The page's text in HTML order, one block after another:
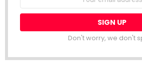
Don't worry, we don't